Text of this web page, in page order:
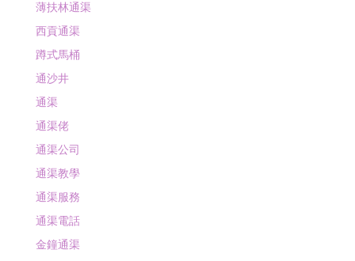
薄扶林通渠
西貢通渠
蹲式馬桶
通沙井
通渠
通渠佬
通渠公司
通渠教學
通渠服務
通渠電話
金鐘通渠